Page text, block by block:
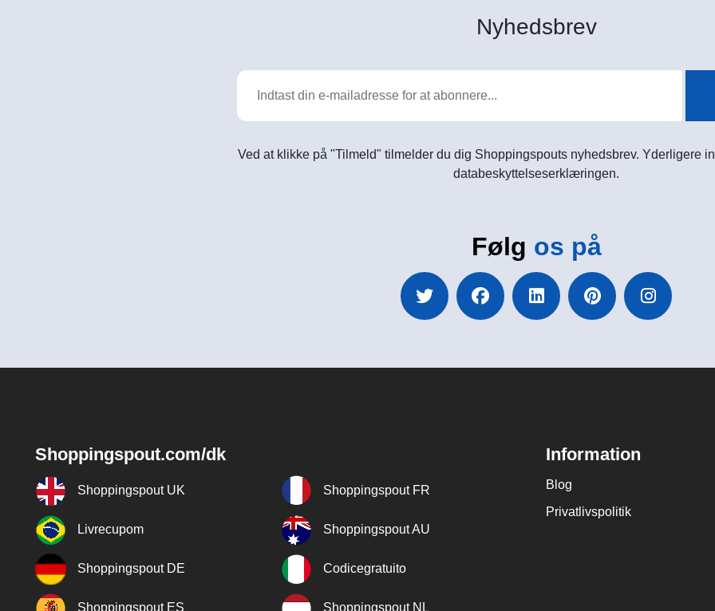
Nyhedsbrev
Ved at klikke på "Tilmeld" tilmelder du dig Shoppingspouts nyhedsbrev. Yderligere
databeskyttelseserklæringen.
Følg os på
Shoppingspout.com/dk
Shoppingspout UK Shoppingspout FR
Livrecupom Shoppingspout AU
Shoppingspout DE Codicegratuito
Shoppingspout ES Shoppingspout NL
Information
Blog
Privatlivspolitik